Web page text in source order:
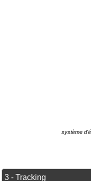
système
3 - Tracking